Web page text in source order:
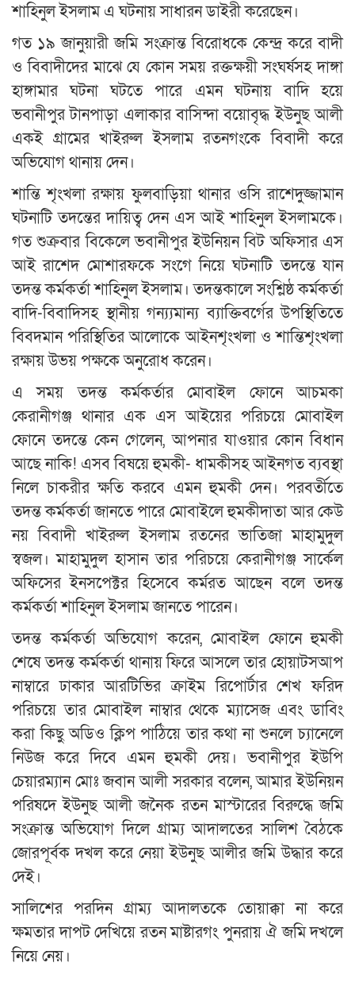
শাহিনুল ইসলাম এ ঘটনায় সাধারন ডাইরী করেছেন।
গত ১৯ জানুয়ারী জমি সংক্রান্ত বিরোধকে কেন্দ্র করে বাদী
ও বিবাদীদের মাঝে যে কোন সময় রক্তক্ষয়ী সংঘর্ষসহ দাঙ্গা
হাঙ্গামার ঘটনা ঘটতে পারে এমন ঘটনায় বাদি হয়ে
ভবানীপুর টানপাড়া এলাকার বাসিন্দা বয়োবৃদ্ধ ইউনুছ আলী
একই গ্রামের খাইরুল ইসলাম রতনগংকে বিবাদী করে
অভিযোগ থানায় দেন।
শান্তি শৃংখলা রক্ষায় ফুলবাড়িয়া থানার ওসি রাশেদুজ্জামান
ঘটনাটি তদন্তের দায়িত্ব দেন এস আই শাহিনুল ইসলামকে।
গত শুক্রবার বিকেলে ভবানীপুর ইউনিয়ন বিট অফিসার এস
আই রাশেদ মোশারফকে সংগে নিয়ে ঘটনাটি তদন্তে যান
তদন্ত কর্মকর্তা শাহিনুল ইসলাম। তদন্তকালে সংশ্লিষ্ঠ কর্মকর্তা
বাদি-বিবাদিসহ স্থানীয় গন্য্যমান্য ব্যাক্তিবর্গের উপস্থিতিতে
বিবদমান পরিস্থিতির আলোকে আইনশৃংখলা ও শান্তিশৃংখলা
রক্ষায় উভয় পক্ষকে অনুরোধ করেন।
এ সময় তদন্ত কর্মকর্তার মোবাইল ফোনে আচমকা
কেরানীগঞ্জ থানার এক এস আইয়ের পরিচয়ে মোবাইল
ফোনে তদন্তে কেন গেলেন, আপনার যাওয়ার কোন বিধান
আছে নাকি! এসব বিষয়ে হুমকী- ধামকীসহ আইনগত ব্যবস্থা
নিলে চাকরীর ক্ষতি করবে এমন হুমকী দেন। পরবর্তীতে
তদন্ত কর্মকর্তা জানতে পারে মোবাইলে হুমকীদাতা আর কেউ
নয় বিবাদী খাইরুল ইসলাম রতনের ভাতিজা মাহামুদুল
স্বজল। মাহামুদুল হাসান তার পরিচয়ে কেরানীগঞ্জ সার্কেল
অফিসের ইনসপেক্টর হিসেবে কর্মরত আছেন বলে তদন্ত
কর্মকর্তা শাহিনুল ইসলাম জানতে পারেন।
তদন্ত কর্মকর্তা অভিযোগ করেন, মোবাইল ফোনে হুমকী
শেষে তদন্ত কর্মকর্তা থানায় ফিরে আসলে তার হোয়াটসআপ
নাম্বারে ঢাকার আরটিভির ক্রাইম রিপোর্টার শেখ ফরিদ
পরিচয়ে তার মোবাইল নাম্বার থেকে ম্যাসেজ এবং ডাবিং
করা কিছু অডিও ক্লিপ পাঠিয়ে তার কথা না শুনলে চ্যানেলে
নিউজ করে দিবে এমন হুমকী দেয়। ভবানীপুর ইউপি
চেয়ারম্যান মোঃ জবান আলী সরকার বলেন, আমার ইউনিয়ন
পরিষদে ইউনুছ আলী জনৈক রতন মাস্টারের বিরুদ্ধে জমি
সংক্রান্ত অভিযোগ দিলে গ্রাম্য আদালতের সালিশ বৈঠকে
জোরপূর্বক দখল করে নেয়া ইউনুছ আলীর জমি উদ্ধার করে
দেই।
সালিশের পরদিন গ্রাম্য আদালতকে তোয়াক্কা না করে
ক্ষমতার দাপট দেখিয়ে রতন মাষ্টারগং পুনরায় ঐ জমি দখলে
নিয়ে নেয়।